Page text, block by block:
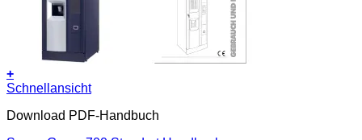
+
Schnellansicht
Download PDF-Handbuch